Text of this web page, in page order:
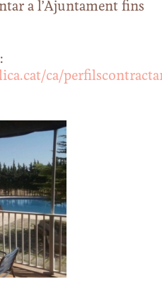
a l’Ajuntament fins
ca/